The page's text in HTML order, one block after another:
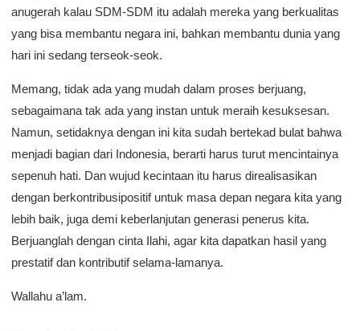
anugerah kalau SDM-SDM itu adalah mereka yang berkualitas
yang bisa membantu negara ini, bahkan membantu dunia yang
hari ini sedang terseok-seok.
Memang, tidak ada yang mudah dalam proses berjuang,
sebagaimana tak ada yang instan untuk meraih kesuksesan.
Namun, setidaknya dengan ini kita sudah bertekad bulat bahwa
menjadi bagian dari Indonesia, berarti harus turut mencintainya
sepenuh hati. Dan wujud kecintaan itu harus direalisasikan
dengan berkontribusipositif untuk masa depan negara kita yang
lebih baik, juga demi keberlanjutan generasi penerus kita.
Berjuanglah dengan cinta Ilahi, agar kita dapatkan hasil yang
prestatif dan kontributif selama-lamanya.
Wallahu a’lam.